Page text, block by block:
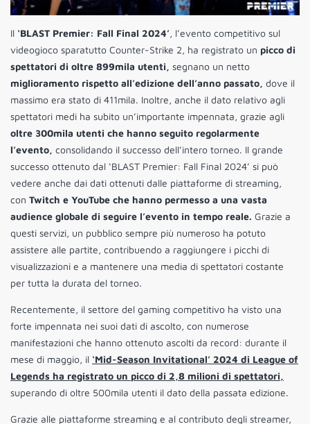
Il ‘BLAST Premier: Fall Final 2024’, l’evento competitivo sul
videogioco sparatutto Counter-Strike 2, ha registrato un picco di
spettatori di oltre 899mila utenti, segnano un netto
miglioramento rispetto all’edizione dell’anno passato, dove il
massimo era stato di 411mila. Inoltre, anche il dato relativo agli
spettatori medi ha subito un’importante impennata, grazie agli
oltre 300mila utenti che hanno seguito regolarmente
l’evento, consolidando il successo dell’intero torneo. Il grande
successo ottenuto dal ‘BLAST Premier: Fall Final 2024’ si può
vedere anche dai dati ottenuti dalle piattaforme di streaming,
con Twitch e YouTube che hanno permesso a una vasta
audience globale di seguire l’evento in tempo reale. Grazie a
questi servizi, un pubblico sempre più numeroso ha potuto
assistere alle partite, contribuendo a raggiungere i picchi di
visualizzazioni e a mantenere una media di spettatori costante
per tutta la durata del torneo.
Recentemente, il settore del gaming competitivo ha visto una
forte impennata nei suoi dati di ascolto, con numerose
manifestazioni che hanno ottenuto ascolti da record: durante il
mese di maggio, il ‘Mid-Season Invitational’ 2024 di League of
Legends ha registrato un picco di 2,8 milioni di spettatori,
superando di oltre 500mila utenti il dato della passata edizione.
Grazie alle piattaforme streaming e al contributo degli streamer,